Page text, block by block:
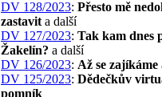
DV 128/2023: Přesto mě
zastavit a další
DV 127/2023: Tak kam dnes
Žakelín? a další
DV 126/2023: Až se zajíkáme
DV 125/2023: Dědečkův
pomník